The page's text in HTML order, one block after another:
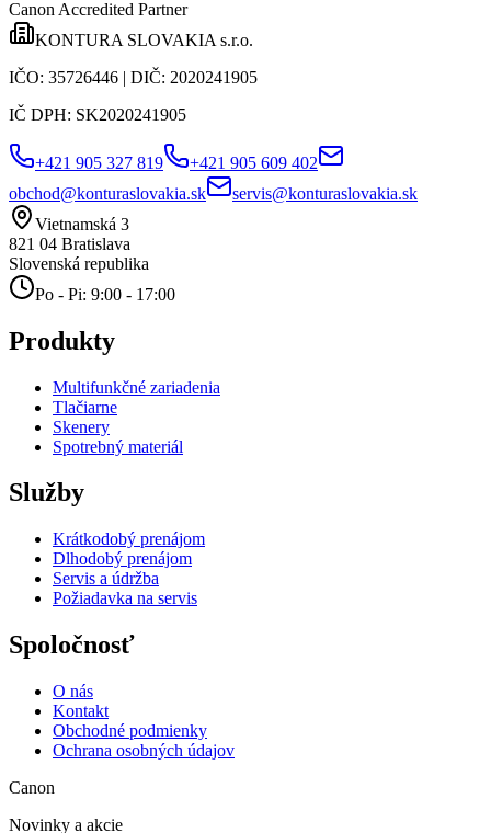
Canon Accredited Partner
KONTURA SLOVAKIA s.r.o.
IČO: 35726446 | DIČ: 2020241905
IČ DPH: SK2020241905
+421 905 327 819
+421 905 609 402
obchod@konturaslovakia.sk
servis@konturaslovakia.sk
Vietnamská 3
821 04 Bratislava
Slovenská republika
Po - Pi: 9:00 - 17:00
Produkty
Multifunkčné zariadenia
Tlačiarne
Skenery
Spotrebný materiál
Služby
Krátkodobý prenájom
Dlhodobý prenájom
Servis a údržba
Požiadavka na servis
Spoločnosť
O nás
Kontakt
Obchodné podmienky
Ochrana osobných údajov
Canon
Novinky a akcie